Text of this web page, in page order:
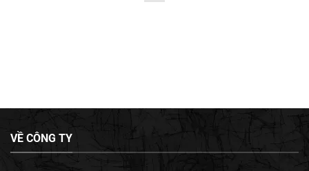
VỀ CÔNG TY